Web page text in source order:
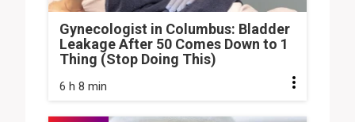
Gynecologist in Columbus: Bladder
Leakage After 50 Comes Down to 1
Thing (Stop Doing This)
6 h 8 min